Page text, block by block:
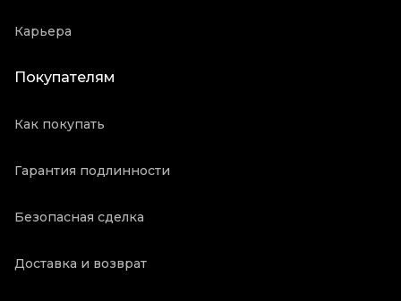
Карьера
Покупателям
Как покупать
Гарантия подлинности
Безопасная сделка
Доставка и возврат